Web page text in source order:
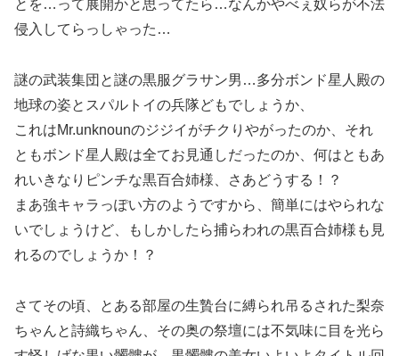
とを…って展開かと思ってたら…なんかやべぇ奴らが不法
侵入してらっしゃった…
謎の武装集団と謎の黒服グラサン男…多分ボンド星人殿の
地球の姿とスパルトイの兵隊どもでしょうか、
これはMr.unknounのジジイがチクりやがったのか、それ
ともボンド星人殿は全てお見通しだったのか、何はともあ
れいきなりピンチな黒百合姉様、さあどうする！？
まあ強キャラっぽい方のようですから、簡単にはやられな
いでしょうけど、もしかしたら捕らわれの黒百合姉様も見
れるのでしょうか！？
さてその頃、とある部屋の生贄台に縛られ吊るされた梨奈
ちゃんと詩織ちゃん、その奥の祭壇には不気味に目を光ら